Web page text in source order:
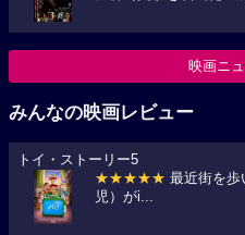
映画ニ
みんなの映画レビュー
トイ・ストーリー5
★★★★★ 最近街を歩
児）がi...